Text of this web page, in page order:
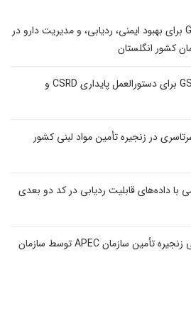
استفاده از استانداردهای GS1 برای بهبود ایمنی، ردیابی، و مدیریت دارو در
کشور انگلستان
استفاده از GS1 Data Source برای دستورالعمل پایداری CSRD و
در زنجیره تأمین مواد لبنی کشور
داده‌های قابلیت ردیابی در کد دو بعدی
تسهیل اجرای طرح آزمایشی زنجیره تأمین سازمان APEC توسط سازمان